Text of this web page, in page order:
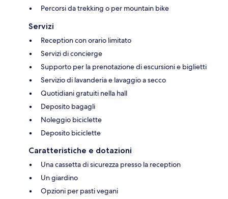
Percorsi da trekking o per mountain bike
Servizi
Reception con orario limitato
Servizi di concierge
Supporto per la prenotazione di escursioni e biglietti
Servizio di lavanderia e lavaggio a secco
Quotidiani gratuiti nella hall
Deposito bagagli
Noleggio biciclette
Deposito biciclette
Caratteristiche e dotazioni
Una cassetta di sicurezza presso la reception
Un giardino
Opzioni per pasti vegani